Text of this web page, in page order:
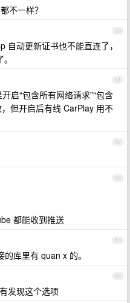
不一样？
50
自动更新证书也不能直连了，
51
启“包含所有网络请求”“包含
，但开启后有线 CarPlay 用不
52
53
都能收到推送
54
库里有 quan x 的。
55
发现这个选项